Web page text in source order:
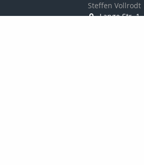
Steffen Vollrodt
Lange Str. 1